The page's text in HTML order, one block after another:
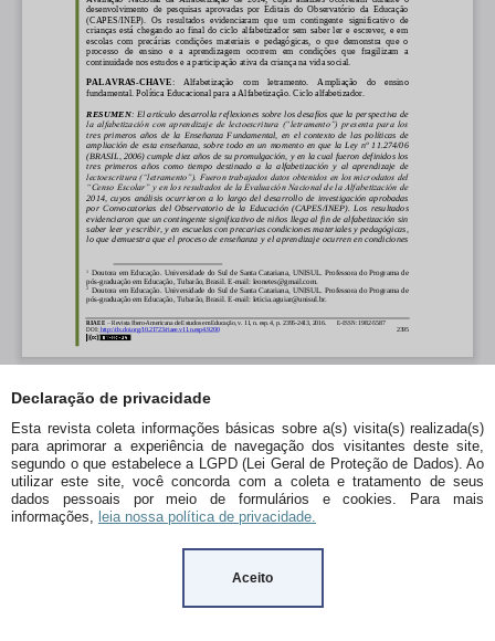
Declaração de privacidade
Esta revista coleta informações básicas sobre a(s) visita(s) realizada(s)
para aprimorar a experiência de navegação dos visitantes deste site,
segundo o que estabelece a LGPD (Lei Geral de Proteção de Dados). Ao
utilizar este site, você concorda com a coleta e tratamento de seus
dados pessoais por meio de formulários e cookies. Para mais
informações, leia nossa política de privacidade.
Aceito